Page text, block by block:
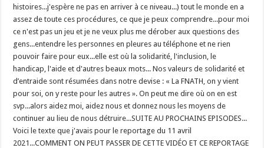
histoires...j'espère ne pas en arriver à ce niveau...) tout le monde en a
assez de toute ces procédures, ce que je peux comprendre...pour moi
ce n'est pas un jeu et je ne veux plus me dérober aux questions des
gens...entendre les personnes en pleures au téléphone et ne rien
pouvoir faire pour eux...elle est où la solidarité, l'inclusion, le
handicap, l'aide et d'autres beaux mots... Nos valeurs de solidarité et
d’entraide sont résumées dans notre devise : « La FNATH, on y vient
pour soi, on y reste pour les autres ». On peut me dire où on en est
svp...alors aidez moi, aidez nous et donnez nous les moyens de
continuer au lieu de nous détruire...SUITE AU PROCHAINS EPISODES...
Voici le texte que j'avais pour le reportage du 11 avril
2021...COMMENT ON PEUT PASSER DE CETTE VIDÉO ET CE REPORTAGE